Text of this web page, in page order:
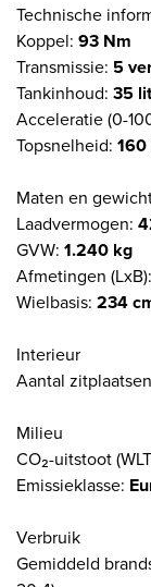
Technische
Koppel: 93 Nm
Transmissie: 5
Tankinhoud: 35
Acceleratie (0-
Topsnelheid:
Maten en
Laadvermogen:
GVW: 1.240 kg
Afmetingen (LxB):
Wielbasis: 234
Interieur
Aantal
Milieu
CO₂-uitstoot
Emissieklasse:
Verbruik
Gemiddeld